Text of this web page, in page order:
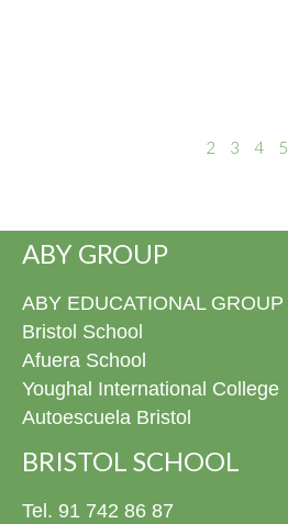
2 3 4 5
ABY GROUP
ABY EDUCATIONAL GROUP
Bristol School
Afuera School
Youghal International College
Autoescuela Bristol
BRISTOL SCHOOL
Tel. 91 742 86 87